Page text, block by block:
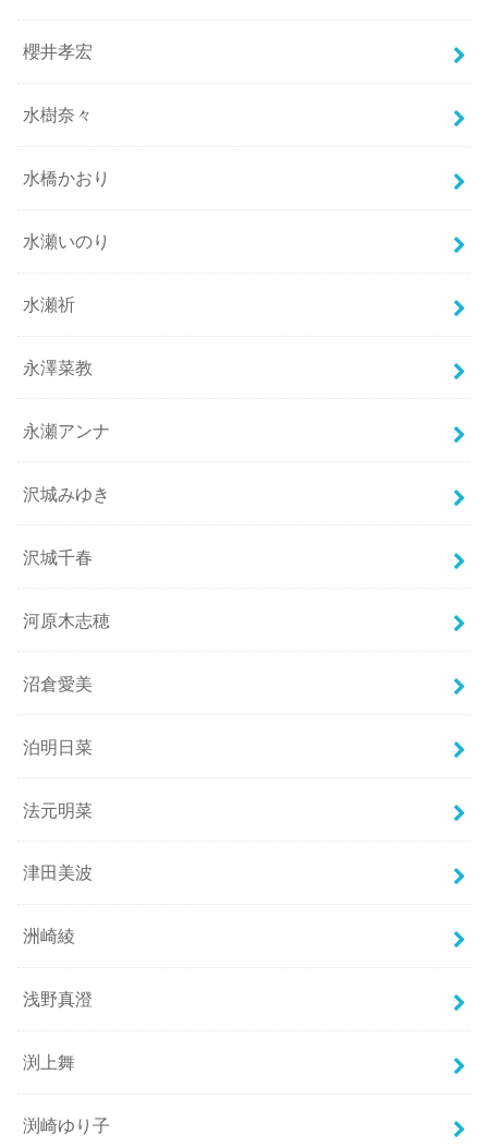
櫻井孝宏
水樹奈々
水橋かおり
水瀬いのり
水瀬祈
永澤菜教
永瀬アンナ
沢城みゆき
沢城千春
河原木志穂
沼倉愛美
泊明日菜
法元明菜
津田美波
洲崎綾
浅野真澄
渕上舞
渕崎ゆり子